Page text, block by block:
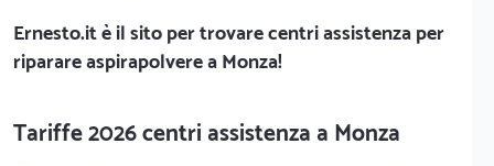
Ernesto.itè il sito per trovare centri assistenza per
riparare aspirapolvere a Monza!
Tariffe 2026 centri assistenza a Monza